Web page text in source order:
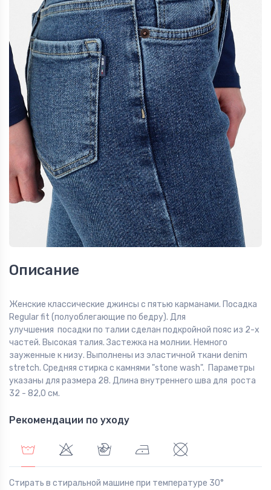
Описание
Женские классические джинсы с пятью карманами. Посадка
Regular fit (полуоблегающие по бедру). Для
улучшения посадки по талии сделан подкройной пояс из 2-х
частей. Высокая талия. Застежка на молнии. Немного
зауженные к низу. Выполнены из эластичной ткани denim
stretch. Средняя стирка с камнями "stone wash". Параметры
указаны для размера 28. Длина внутреннего шва для роста
32 - 82,0 см.
Рекомендации по уходу
Стирать в стиральной машине при температуре 30°